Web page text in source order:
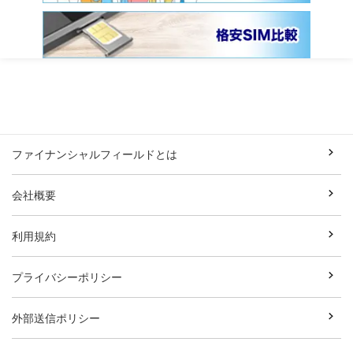
ファイナンシャルフィールドとは
会社概要
利用規約
プライバシーポリシー
外部送信ポリシー